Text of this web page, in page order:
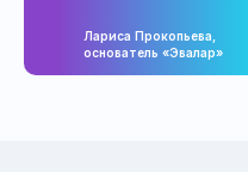
Лариса Прокопьева,
основатель «Эвалар»